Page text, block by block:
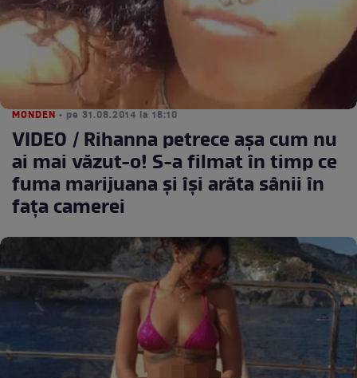
MONDEN • pe 31.08.2014 la 18:10
VIDEO / Rihanna petrece aşa cum nu
ai mai văzut-o! S-a filmat în timp ce
fuma marijuana şi îşi arăta sânii în
faţa camerei